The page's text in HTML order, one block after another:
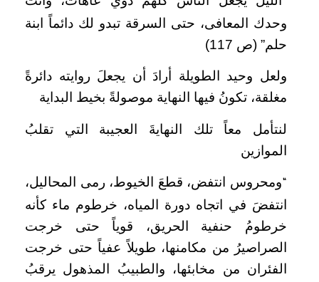
“
وحدك المعافى، حتى السرقة تبدو لك دائماً ابنة
حلم” (ص 117)
ولعل وحيد الطويلة أرادَ أن يجعلَ روايته دائرةً
مغلقة، تكونُ فيها النهاية موصولةً بخيط البداية
لنتأمل معاً تلك النهايةَ العجيبة التي تقلبُ
الموازين
“ومحروس انتفض، قطعَ الخيوط، رمى المحاليل،
انتفضَ في اتجاه دورة المياه، خرطوم ماء كأنه
خرطومُ حنفية الحريق، قوياً حتى خرجت
الصراصيرُ من مكامنها، طويلاً عفياً حتى خرجت
الفئران من مخابئها، والطبيبُ المذهول يرقبُ